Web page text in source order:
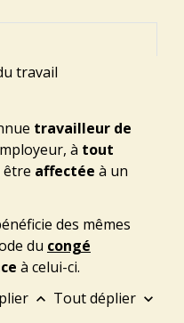
travail
travailleur de
à tout
être affectée à un
des mêmes
du congé
à celui-ci.
keyboard_arrow_up Tout déplier keyboard_arrow_down